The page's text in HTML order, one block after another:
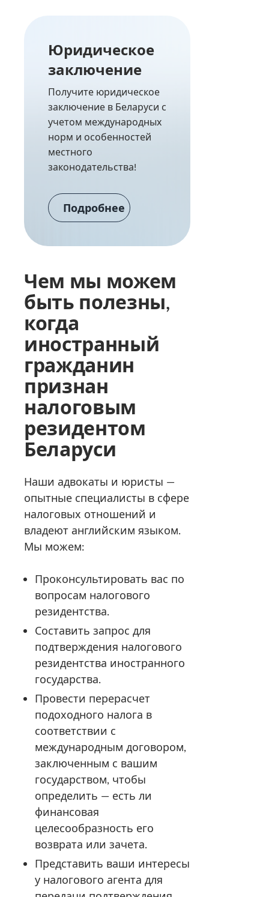
Юридическое
заключение
Получите юридическое
заключение в Беларуси с
учетом международных
норм и особенностей
местного
законодательства!
Подробнее
Чем мы можем
быть полезны,
когда
иностранный
гражданин
признан
налоговым
резидентом
Беларуси
Наши адвокаты и юристы —
опытные специалисты в сфере
налоговых отношений и
владеют английским языком.
Мы можем:
Проконсультировать вас по
вопросам налогового
резидентства.
Составить запрос для
подтверждения налогового
резидентства иностранного
государства.
Провести перерасчет
подоходного налога в
соответствии с
международным договором,
заключенным с вашим
государством, чтобы
определить — есть ли
финансовая
целесообразность его
возврата или зачета.
Представить ваши интересы
у налогового агента для